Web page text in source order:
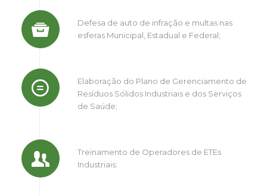
Defesa de auto de infração e multas nas
esferas Municipal, Estadual e Federal;
Elaboração do Plano de Gerenciamento de
Resíduos Sólidos Industriais e dos Serviços
de Saúde;
Treinamento de Operadores de ETEs
Industriais;